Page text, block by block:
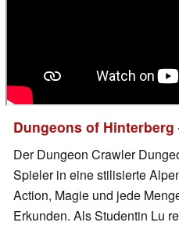
Dungeons of Hinterberg
Der Dungeon Crawler
Spieler in eine stilisierte
Action, Magie und jede
Erkunden. Als Studentin Lu